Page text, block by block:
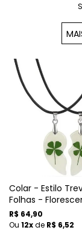
Colar - Estilo
Folhas -
Preço
normal
R$ 64,90
Ou 12xde R$ 6,52